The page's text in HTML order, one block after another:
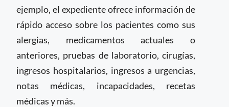
ejemplo, el expediente ofrece información de
rápido acceso sobre los pacientes como sus
alergias, medicamentos actuales o
anteriores, pruebas de laboratorio, cirugías,
ingresos hospitalarios, ingresos a urgencias,
notas médicas, incapacidades, recetas
médicas y más.